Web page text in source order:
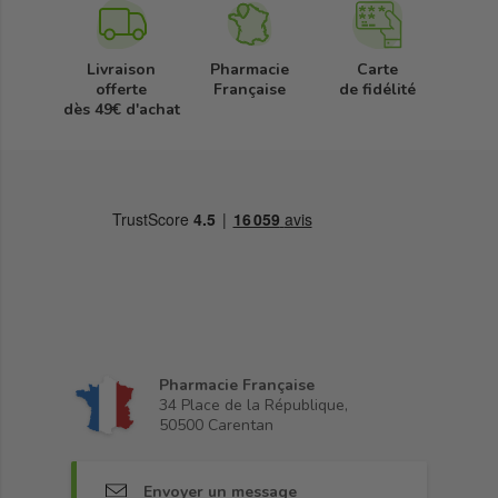
Livraison
offerte
dès 49€ d'achat
Pharmacie
Française
Carte
de fidélité
Pharmacie Française
34 Place de la République,
50500 Carentan
Envoyer un message